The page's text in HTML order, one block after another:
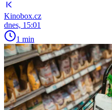
Kinobox.cz
dnes, 15:01
1 min